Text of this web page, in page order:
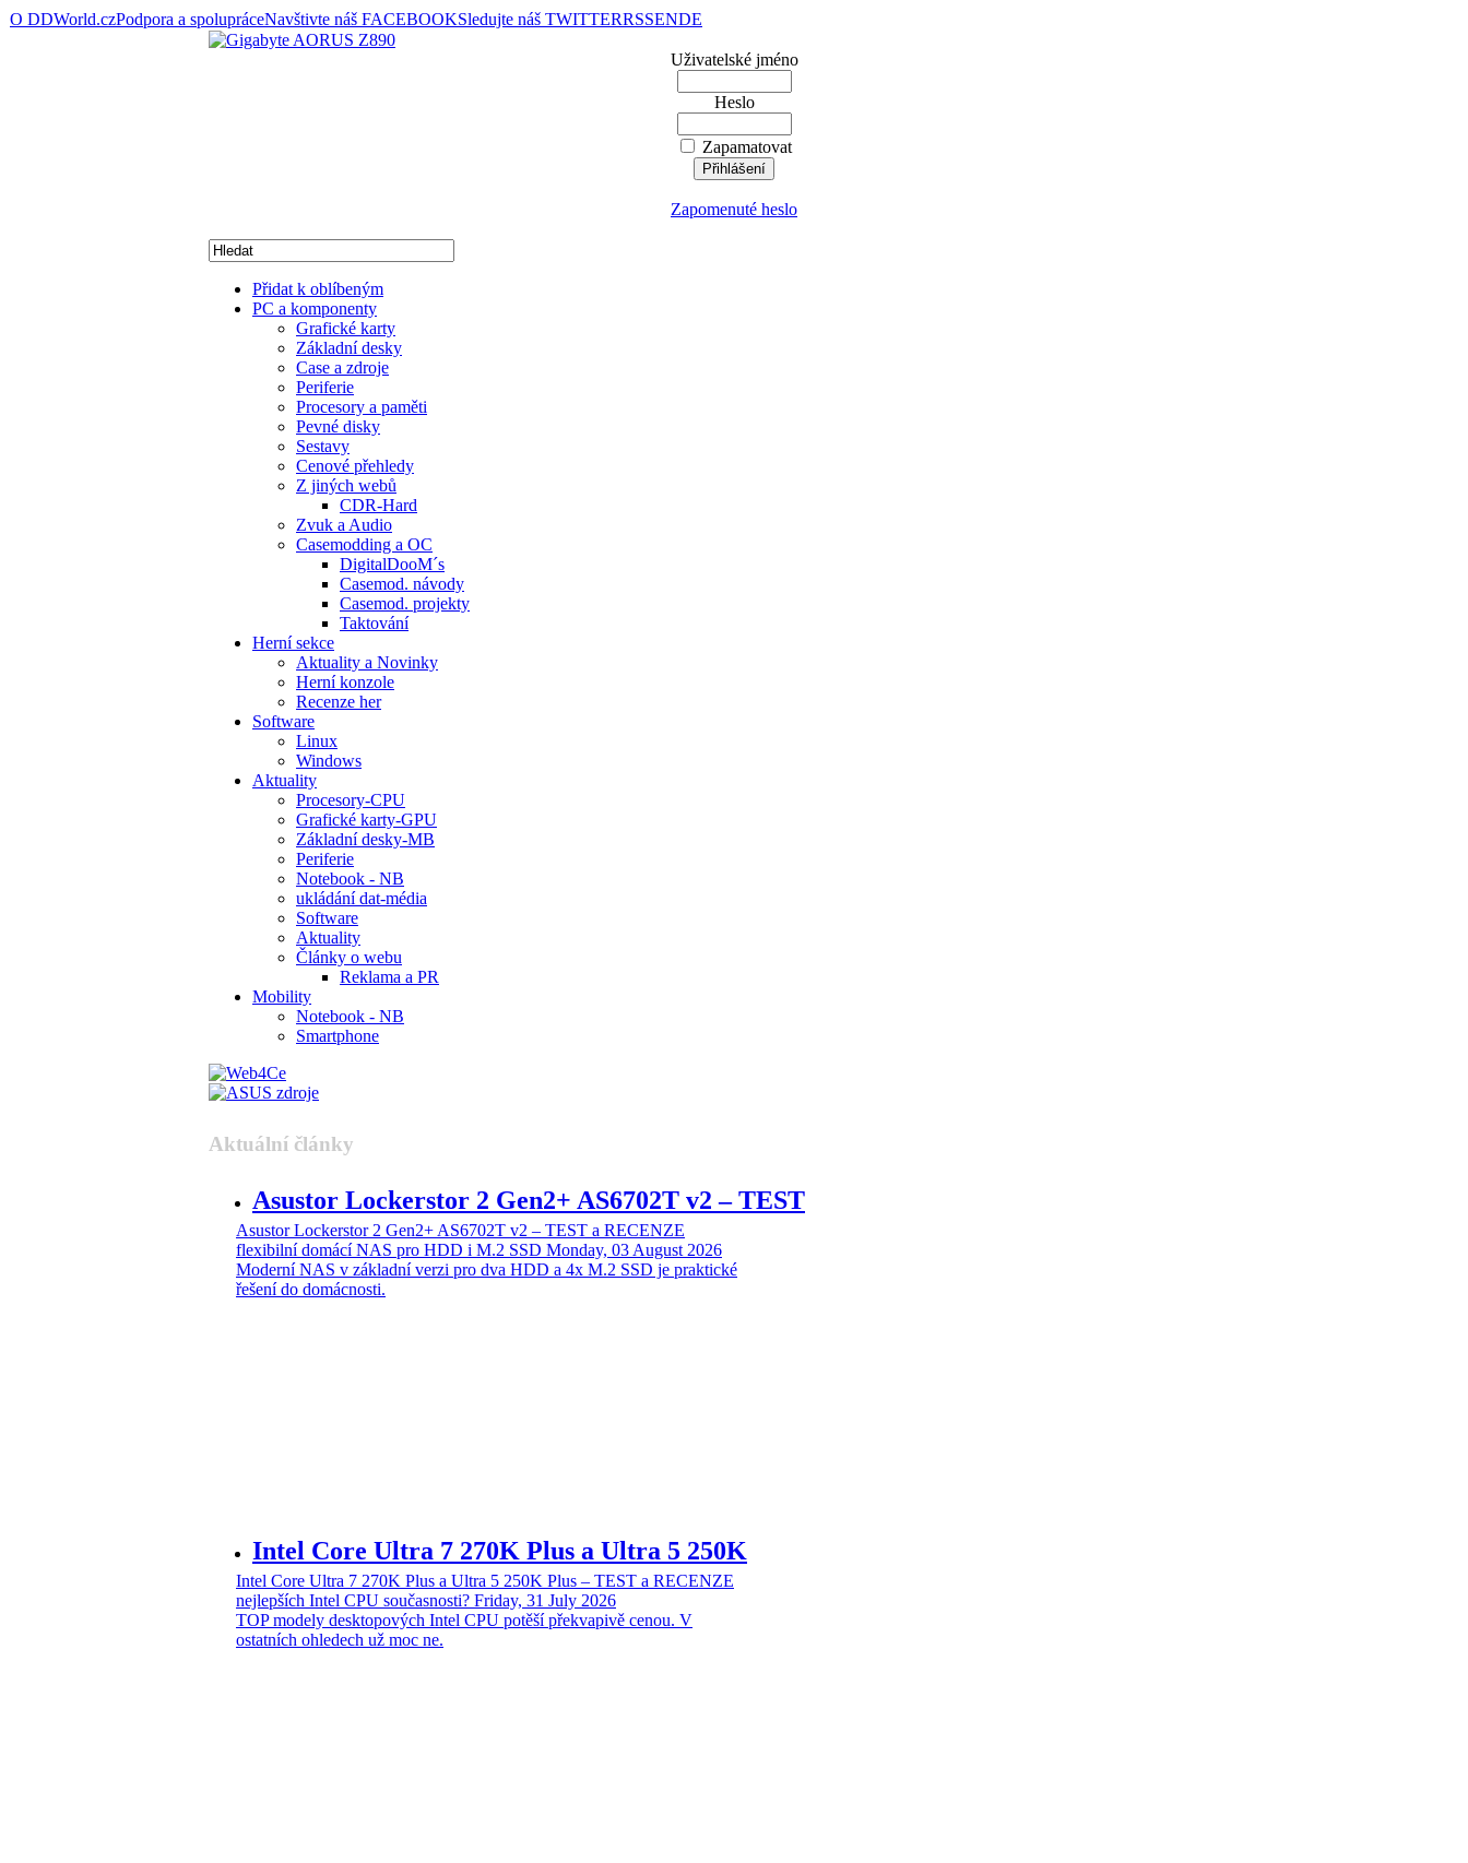
O DDWorld.czPodpora a spolupráceNavštivte náš FACEBOOKSledujte náš TWITTERRSSENDE
Uživatelské jméno
Heslo
Zapamatovat
Zapomenuté heslo
Přidat k oblíbeným
PC a komponenty
Grafické karty
Základní desky
Case a zdroje
Periferie
Procesory a paměti
Pevné disky
Sestavy
Cenové přehledy
Z jiných webů
CDR-Hard
Zvuk a Audio
Casemodding a OC
DigitalDooM´s
Casemod. návody
Casemod. projekty
Taktování
Herní sekce
Aktuality a Novinky
Herní konzole
Recenze her
Software
Linux
Windows
Aktuality
Procesory-CPU
Grafické karty-GPU
Základní desky-MB
Periferie
Notebook - NB
ukládání dat-média
Software
Aktuality
Články o webu
Reklama a PR
Mobility
Notebook - NB
Smartphone
Aktuální články
Asustor Lockerstor 2 Gen2+ AS6702T v2 – TEST
Asustor Lockerstor 2 Gen2+ AS6702T v2 – TEST a RECENZE
flexibilní domácí NAS pro HDD i M.2 SSD Monday, 03 August 2026
Moderní NAS v základní verzi pro dva HDD a 4x M.2 SSD je praktické
řešení do domácnosti.
Intel Core Ultra 7 270K Plus a Ultra 5 250K
Intel Core Ultra 7 270K Plus a Ultra 5 250K Plus – TEST a RECENZE
nejlepších Intel CPU současnosti? Friday, 31 July 2026
TOP modely desktopových Intel CPU potěší překvapivě cenou. V
ostatních ohledech už moc ne.